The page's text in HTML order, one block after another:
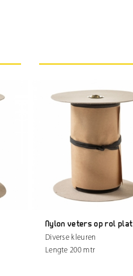
Nylon veters op rol plat
Diverse kleuren
Lengte 200 mtr